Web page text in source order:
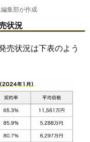
集部が作成
状況
売状況は下表のよう